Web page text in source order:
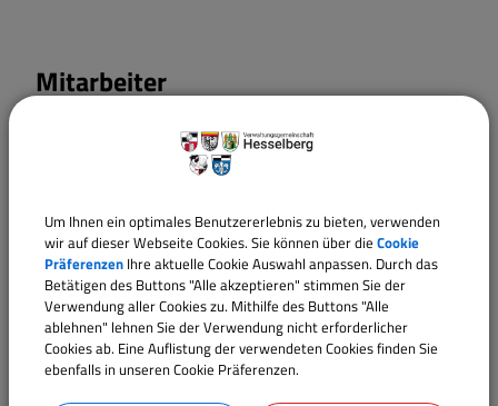
Mitarbeiter
Geschäftsleitung
Verwaltungsleistungen
Abwasser; Zahlung der Abwassergebühren
Feuerwehreinsatz; Erhebung von Kostenersatz
Kommunale Kindertageseinrichtung; Zahlung der
Benutzungsgebühren / Elternbeiträge
Um Ihnen ein optimales Benutzererlebnis zu bieten, verwenden
wir auf dieser Webseite Cookies. Sie können über die Cookie
Präferenzen Ihre aktuelle Cookie Auswahl anpassen. Durch das
Betätigen des Buttons "Alle akzeptieren" stimmen Sie der
Verwendung aller Cookies zu. Mithilfe des Buttons "Alle
ablehnen" lehnen Sie der Verwendung nicht erforderlicher
Cookies ab. Eine Auflistung der verwendeten Cookies finden Sie
ebenfalls in unseren Cookie Präferenzen.